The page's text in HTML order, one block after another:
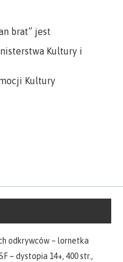
brat” jest
Kultury i
Kultury
odkrywców – lornetka
– dystopia 14+, 400 str.,